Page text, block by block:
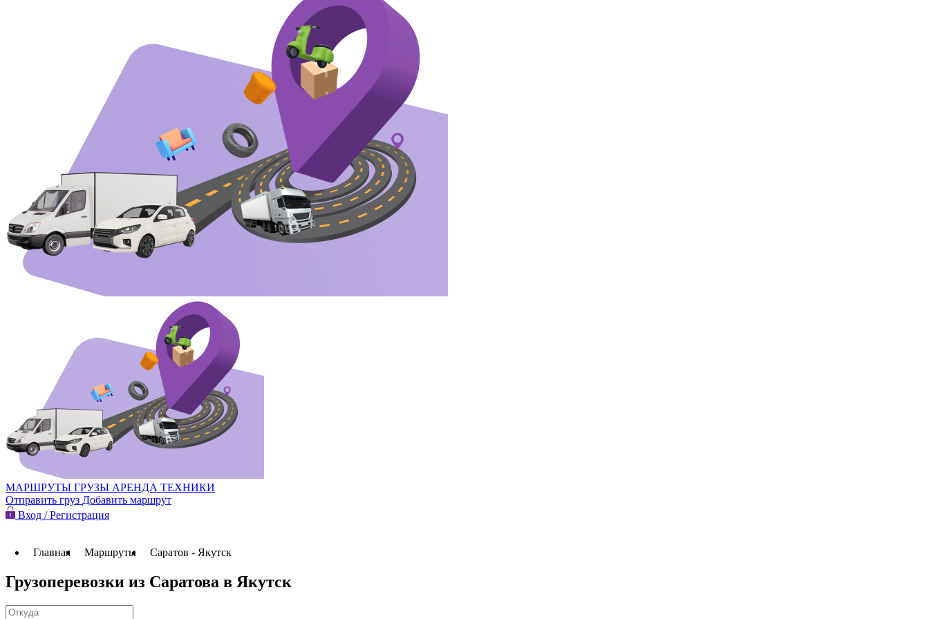
МАРШРУТЫ ГРУЗЫ АРЕНДА ТЕХНИКИ
Отправить груз Добавить маршрут
Вход / Регистрация
Главная Маршруты Саратов - Якутск
Грузоперевозки из Саратова в Якутск